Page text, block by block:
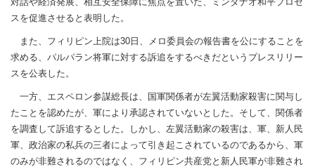
スを促進させると表明した。
また、フィリピン上院は30日、メロ委員会の報告書を公にすることを
求める、パルパラン将軍に対する訴追をするべきだというプレスリリー
スを公表した。
一方、エスペロン参謀総長は、国軍関係者が左翼活動家殺害に関与し
たことを認めたが、軍により承認されていないとした。そして、関係者
を調査して訴追するとした。しかし、左翼活動家の殺害は、軍、新人民
軍、政治家の私兵の三者によって引き起こされているのであるから、軍
のみが非難されるのではなく、フィリピン共産党と新人民軍が非難され